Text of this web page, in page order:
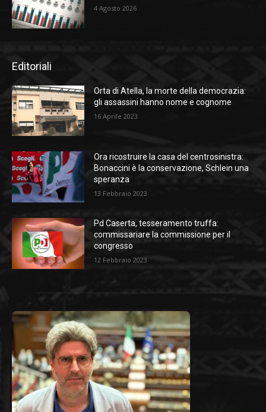
4 Agosto 2026
Editoriali
Orta di Atella, la morte della democrazia:
gli assassini hanno nome e cognome
16 Aprile 2023
Ora ricostruire la casa del centrosinistra:
Bonaccini è la conservazione, Schlein una
speranza
13 Febbraio 2023
Pd Caserta, tesseramento truffa:
commissariare la commissione per il
congresso
12 Febbraio 2023